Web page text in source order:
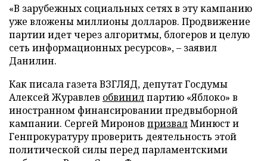
«В зарубежных социальных сетях в эту кампанию
уже вложены миллионы долларов. Продвижение
партии идет через алгоритмы, блогеров и целую
сеть информационных ресурсов», – заявил
Данилин.
Как писала газета ВЗГЛЯД, депутат Госдумы
Алексей Журавлев обвинилпартию «Яблоко» в
иностранном финансировании предвыборной
кампании. Сергей Миронов призвалМинюст и
Генпрокуратуру проверить деятельность этой
политической силы перед парламентскими